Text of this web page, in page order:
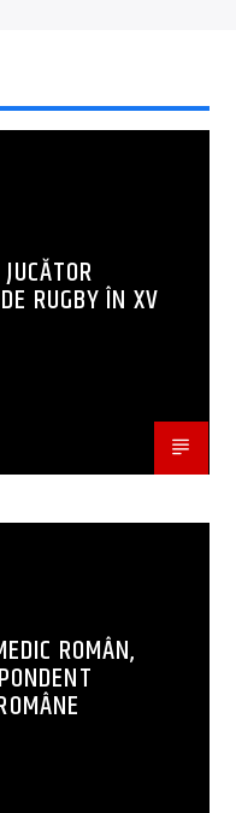
RUGBY ÎN XV
ROMÂN,